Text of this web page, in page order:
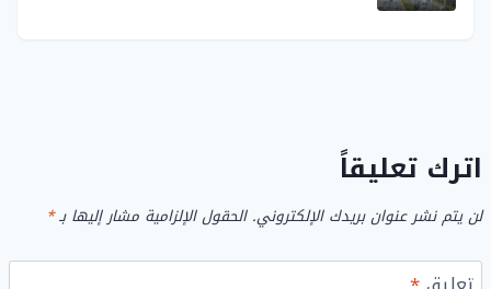
اترك تعليقاً
لن يتم نشر عنوان بريدك الإلكتروني. الحقول الإلزامية مشار إليها بـ*